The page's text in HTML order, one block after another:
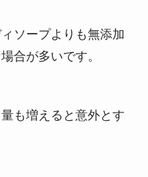
ソープよりも無添加
合が多いです。
も増えると意外とす